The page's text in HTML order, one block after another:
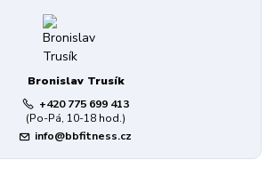
Bronislav Trusík
+420 775 699 413
(Po-Pá, 10-18 hod.)
info@bbfitness.cz